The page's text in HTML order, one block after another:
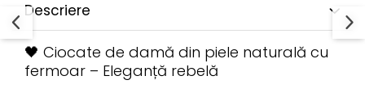
Descriere
🖤 Ciocate de damă din piele naturală cu
fermoar – Eleganță rebelă